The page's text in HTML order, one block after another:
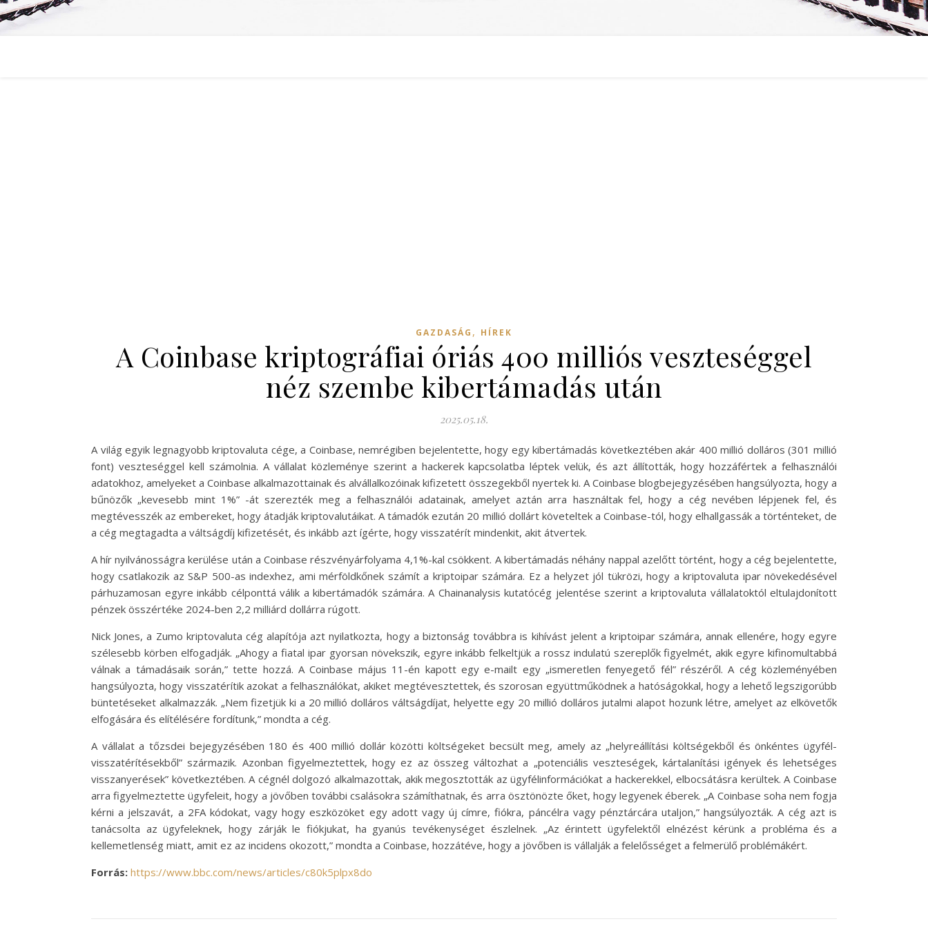
GAZDASÁG , HÍREK
A Coinbase kriptográfiai óriás 400 milliós veszteséggel
néz szembe kibertámadás után
2025.05.18.
A világ egyik legnagyobb kriptovaluta cége, a Coinbase, nemrégiben bejelentette, hogy egy kibertámadás következtében akár 400 millió dolláros (301 millió
font) veszteséggel kell számolnia. A vállalat közleménye szerint a hackerek kapcsolatba léptek velük, és azt állították, hogy hozzáfértek a felhasználói
adatokhoz, amelyeket a Coinbase alkalmazottainak és alvállalkozóinak kifizetett összegekből nyertek ki. A Coinbase blogbejegyzésében hangsúlyozta, hogy a
bűnözők „kevesebb mint 1%” -át szerezték meg a felhasználói adatainak, amelyet aztán arra használtak fel, hogy a cég nevében lépjenek fel, és
megtévesszék az embereket, hogy átadják kriptovalutáikat. A támadók ezután 20 millió dollárt követeltek a Coinbase-tól, hogy elhallgassák a történteket, de
a cég megtagadta a váltságdíj kifizetését, és inkább azt ígérte, hogy visszatérít mindenkit, akit átvertek.
A hír nyilvánosságra kerülése után a Coinbase részvényárfolyama 4,1%-kal csökkent. A kibertámadás néhány nappal azelőtt történt, hogy a cég bejelentette,
hogy csatlakozik az S&P 500-as indexhez, ami mérföldkőnek számít a kriptoipar számára. Ez a helyzet jól tükrözi, hogy a kriptovaluta ipar növekedésével
párhuzamosan egyre inkább célponttá válik a kibertámadók számára. A Chainanalysis kutatócég jelentése szerint a kriptovaluta vállalatoktól eltulajdonított
pénzek összértéke 2024-ben 2,2 milliárd dollárra rúgott.
Nick Jones, a Zumo kriptovaluta cég alapítója azt nyilatkozta, hogy a biztonság továbbra is kihívást jelent a kriptoipar számára, annak ellenére, hogy egyre
szélesebb körben elfogadják. „Ahogy a fiatal ipar gyorsan növekszik, egyre inkább felkeltjük a rossz indulatú szereplők figyelmét, akik egyre kifinomultabbá
válnak a támadásaik során,” tette hozzá. A Coinbase május 11-én kapott egy e-mailt egy „ismeretlen fenyegető fél” részéről. A cég közleményében
hangsúlyozta, hogy visszatérítik azokat a felhasználókat, akiket megtévesztettek, és szorosan együttműködnek a hatóságokkal, hogy a lehető legszigorúbb
büntetéseket alkalmazzák. „Nem fizetjük ki a 20 millió dolláros váltságdíjat, helyette egy 20 millió dolláros jutalmi alapot hozunk létre, amelyet az elkövetők
elfogására és elítélésére fordítunk,” mondta a cég.
A vállalat a tőzsdei bejegyzésében 180 és 400 millió dollár közötti költségeket becsült meg, amely az „helyreállítási költségekből és önkéntes ügyfél-
visszatérítésekből” származik. Azonban figyelmeztettek, hogy ez az összeg változhat a „potenciális veszteségek, kártalanítási igények és lehetséges
visszanyerések” következtében. A cégnél dolgozó alkalmazottak, akik megosztották az ügyfélinformációkat a hackerekkel, elbocsátásra kerültek. A Coinbase
arra figyelmeztette ügyfeleit, hogy a jövőben további csalásokra számíthatnak, és arra ösztönözte őket, hogy legyenek éberek. „A Coinbase soha nem fogja
kérni a jelszavát, a 2FA kódokat, vagy hogy eszközöket egy adott vagy új címre, fiókra, páncélra vagy pénztárcára utaljon,” hangsúlyozták. A cég azt is
tanácsolta az ügyfeleknek, hogy zárják le fiókjukat, ha gyanús tevékenységet észlelnek. „Az érintett ügyfelektől elnézést kérünk a probléma és a
kellemetlenség miatt, amit ez az incidens okozott,” mondta a Coinbase, hozzátéve, hogy a jövőben is vállalják a felelősséget a felmerülő problémákért.
Forrás: https://www.bbc.com/news/articles/c80k5plpx8do